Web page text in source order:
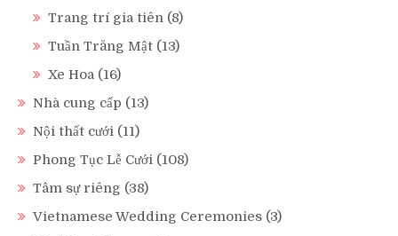
Trang trí gia tiên (8)
Tuần Trăng Mật (13)
Xe Hoa (16)
Nhà cung cấp (13)
Nội thất cưới (11)
Phong Tục Lễ Cưới (108)
Tâm sự riêng (38)
Vietnamese Wedding Ceremonies (3)